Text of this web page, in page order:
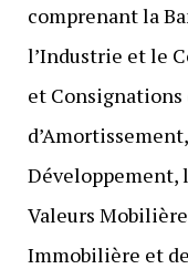
comprenant la
l’Industrie et le
et Consignations
Développement,
Valeurs
Immobilière et